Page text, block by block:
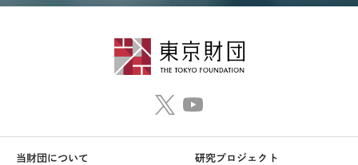
当財団について 研究プロジェクト